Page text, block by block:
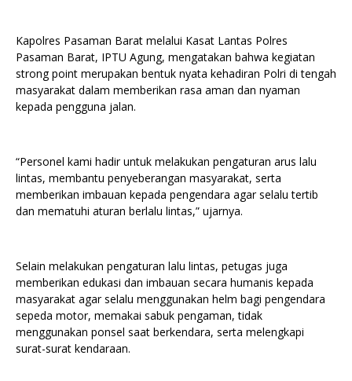
Kapolres Pasaman Barat melalui Kasat Lantas Polres
Pasaman Barat, IPTU Agung, mengatakan bahwa kegiatan
strong point merupakan bentuk nyata kehadiran Polri di tengah
masyarakat dalam memberikan rasa aman dan nyaman
kepada pengguna jalan.
“Personel kami hadir untuk melakukan pengaturan arus lalu
lintas, membantu penyeberangan masyarakat, serta
memberikan imbauan kepada pengendara agar selalu tertib
dan mematuhi aturan berlalu lintas,” ujarnya.
Selain melakukan pengaturan lalu lintas, petugas juga
memberikan edukasi dan imbauan secara humanis kepada
masyarakat agar selalu menggunakan helm bagi pengendara
sepeda motor, memakai sabuk pengaman, tidak
menggunakan ponsel saat berkendara, serta melengkapi
surat-surat kendaraan.